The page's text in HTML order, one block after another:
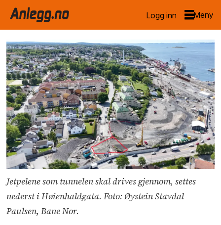
Logg inn
Jetpelene som tunnelen skal drives gjennom, settes
nederst i Høienhaldgata. Foto: Øystein Stavdal
Paulsen, Bane Nor.